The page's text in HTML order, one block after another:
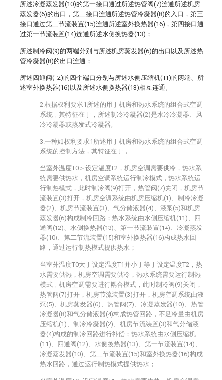
所述冷凝蒸发器(10)的第一接口通过所述热管阀(7)连通所述机房
蒸发器(6)的出口，第二接口连通所述热管冷凝器(8)的入口，第三
接口通过第二节流装置(15)连通所述室外换热器(16)，第四接口通
过第一节流装置(14)连通所述水侧换热器(13)；
所述制冷阀(9)的两端分别与所述机房蒸发器(6)的出口以及所述热
管冷凝器(8)的出口连通；
所述四通阀(12)的四个端口分别与所述水侧压缩机(11)的两端、所
述室外换热器(16)以及所述水侧换热器(13)相互连通。
2.根据权利要求1所述的用于机房和热水系统的组合式空调
系统，其特征在于，所述制冷冷凝器(2)是水冷冷凝器、风
冷冷凝器或蒸发式冷凝器。
3.一种如权利要求1所述用于机房和热水系统的组合式空调
系统的控制方法，其特征在于，
当室外温度T0＞设定温度T2，机房空调需要供冷，热水系
统需要供热水，机房空调系统运行制冷模式，热水系统运
行制热模式，此时制冷阀(9)打开，热管阀(7)关闭，机房节
流装置(3)打开，机房空调系统由机房压缩机(1)、制冷冷凝
器(2)、机房节流装置(3)、气分储液器(4)、液泵(5)和机房
蒸发器(6)构成制冷回路；热水系统由水侧压缩机(11)、四
通阀(12)、水侧换热器(13)、第一节流装置(14)、冷凝蒸发
器(10)、第二节流装置(15)和室外换热器(16)构成热水回
路，通过运行制热模式提供热水；
当室外温度T0大于设定温度T1并小于等于设定温度T2，热
水需要供热，机房空调需要供冷，热水系统需要运行制热
模式，机房空调需要进行耦合模式，此时制冷阀(9)关闭，
热管阀(7)打开，机房节流装置(3)打开，机房空调系统由液
泵(5)、机房蒸发器(6)、热管阀(7)、冷凝蒸发器(10)、热管
冷凝器(8)和气分储液器(4)构成热管回路，不足冷量由机房
压缩机(1)、制冷冷凝器(2)、机房节流装置(3)和气分储液
器(4)构成的制冷回路进行补偿；热水系统由水侧压缩机
(11)、四通阀(12)、水侧换热器(13)、第一节流装置(14)、
冷凝蒸发器(10)、第二节流装置(15)和室外换热器(16)构成
热水回路，通过运行制热模式提供热水；